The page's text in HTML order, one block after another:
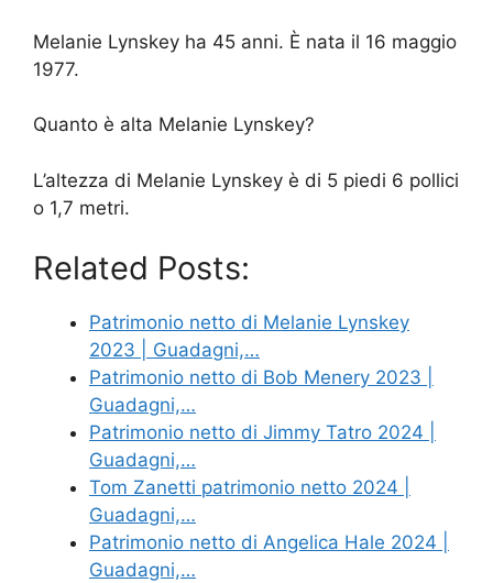
Melanie Lynskey ha 45 anni. È nata il 16 maggio
1977.
Quanto è alta Melanie Lynskey?
L’altezza di Melanie Lynskey è di 5 piedi 6 pollici
o 1,7 metri.
Related Posts:
Patrimonio netto di Melanie Lynskey
2023 | Guadagni,…
Patrimonio netto di Bob Menery 2023 |
Guadagni,…
Patrimonio netto di Jimmy Tatro 2024 |
Guadagni,…
Tom Zanetti patrimonio netto 2024 |
Guadagni,…
Patrimonio netto di Angelica Hale 2024 |
Guadagni,…